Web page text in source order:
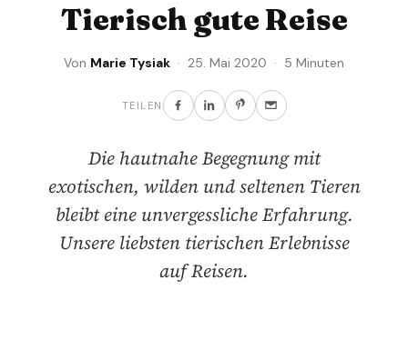
Tierisch gute Reise
Von Marie Tysiak · 25. Mai 2020 · 5 Minuten
TEILEN
Die hautnahe Begegnung mit
exotischen, wilden und seltenen Tieren
bleibt eine unvergessliche Erfahrung.
Unsere liebsten tierischen Erlebnisse
auf Reisen.